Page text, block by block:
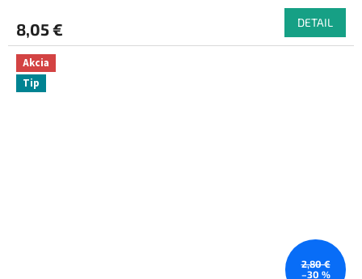
8,05 € DETAIL
Akcia
Tip
2,80 €
–30 %